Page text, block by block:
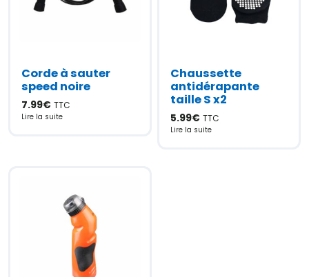
Corde à sauter
speed noire
7.99€ TTC
Lire la suite
Chaussette
antidérapante
taille S x2
5.99€ TTC
Lire la suite